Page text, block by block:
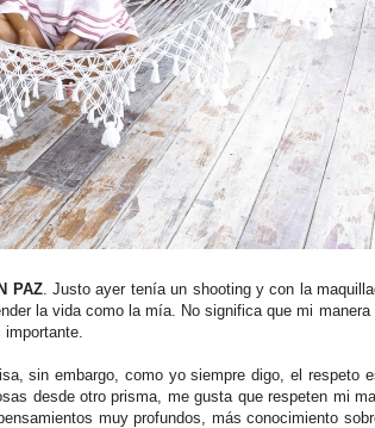
PAZ. Justo ayer tenía un shooting y con la
la vida como la mía. No significa que mi
sin embargo, como yo siempre digo, el respeto
desde otro prisma, me gusta que respeten mi
muy profundos, más conocimiento